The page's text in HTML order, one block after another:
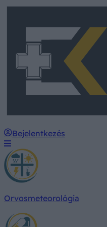
Bejelentkezés
Orvosmeteorológia